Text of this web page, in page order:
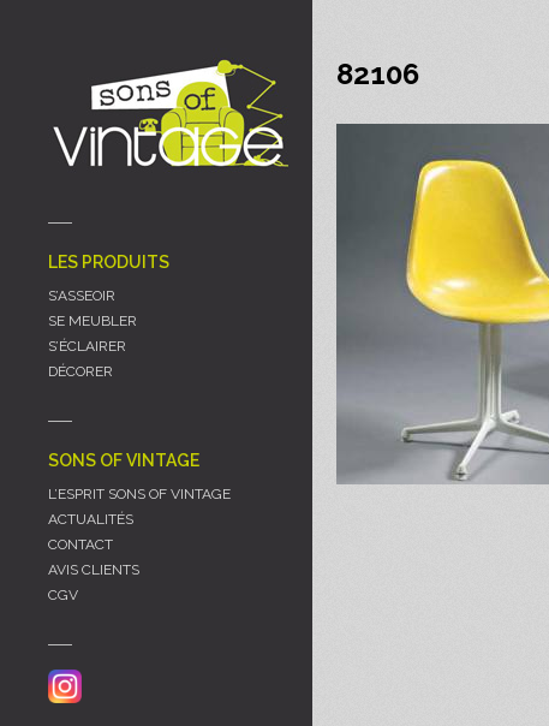
LES PRODUITS
S’ASSEOIR
SE MEUBLER
S’ÉCLAIRER
DÉCORER
SONS OF VINTAGE
L’ESPRIT SONS OF VINTAGE
ACTUALITÉS
CONTACT
AVIS CLIENTS
CGV
82106